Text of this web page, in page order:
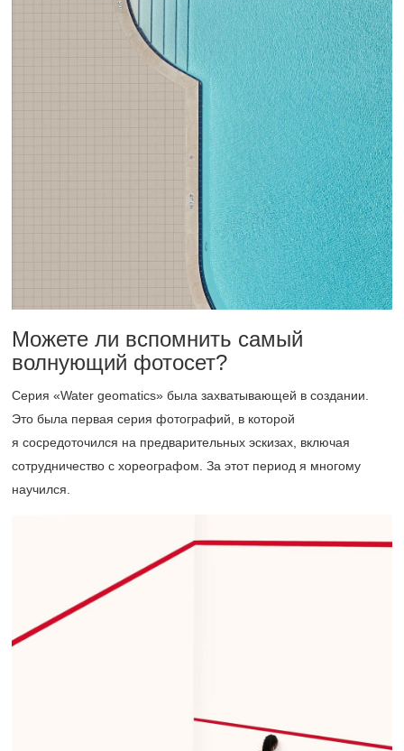
Можете ли вспомнить самый
волнующий фотосет?
Серия «Water geomatics» была захватывающей в создании.
Это была первая серия фотографий, в которой
я сосредоточился на предварительных эскизах, включая
сотрудничество с хореографом. За этот период я многому
научился.